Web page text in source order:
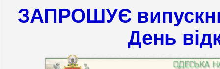
ЗАПРОШУЄ
День